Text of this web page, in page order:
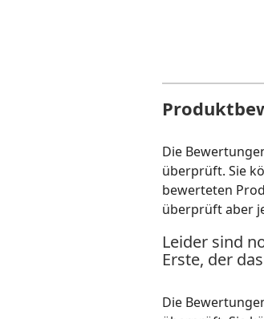
Die
überprüft. Sie
bewerteten
überprüft aber
Leider sind
Erste, der
Die